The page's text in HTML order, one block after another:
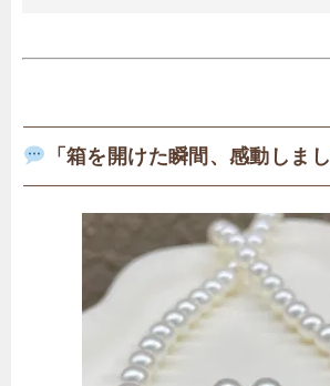
「箱を開けた瞬間、感動しまし